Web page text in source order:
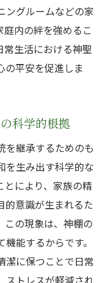
ングルームなどの家
内の絆を強めるこ
常生活における神聖
の平安を促進しま
科学的根拠
を継承するためのも
を生み出す科学的な
とにより、家族の精
的意識が生まれるた
この現象は、神棚の
能するからです。
潔に保つことで日常
ストレスが軽減され